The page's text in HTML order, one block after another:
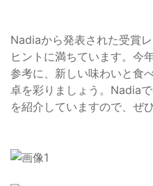
Nadiaから発表された受賞
ヒントに満ちています。今
参考に、新しい味わいと食
卓を彩りましょう。Nadia
を紹介していますので、ぜ